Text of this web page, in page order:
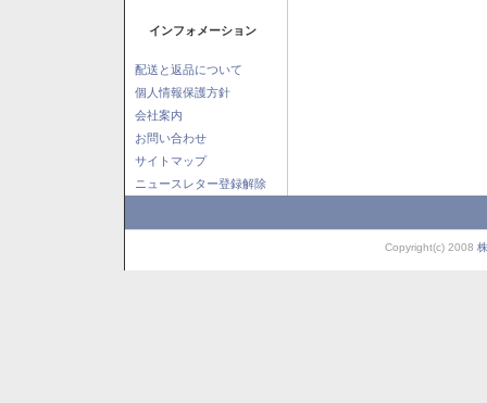
インフォメーション
配送と返品について
個人情報保護方針
会社案内
お問い合わせ
サイトマップ
ニュースレター登録解除
Copyright(c) 2008